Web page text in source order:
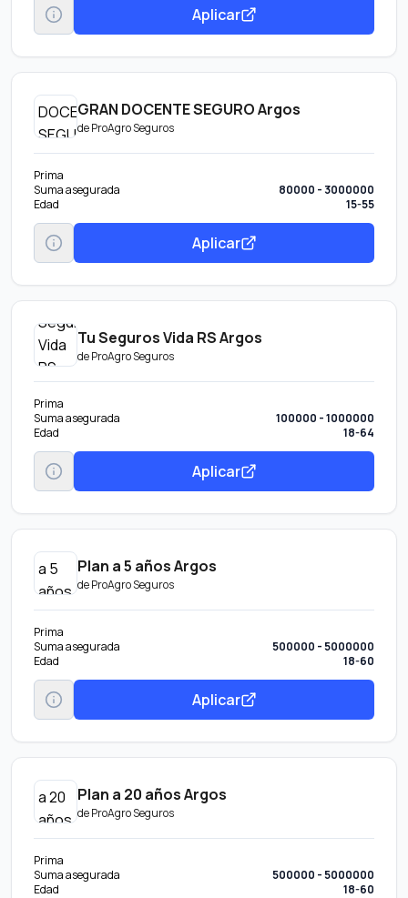
Aplicar
GRAN DOCENTE SEGURO Argos
deProAgro Seguros
Prima
Suma asegurada
80000 - 3000000
Edad
15-55
Aplicar
Tu Seguros Vida RS Argos
deProAgro Seguros
Prima
Suma asegurada
100000 - 1000000
Edad
18-64
Aplicar
Plan a 5 años Argos
deProAgro Seguros
Prima
Suma asegurada
500000 - 5000000
Edad
18-60
Aplicar
Plan a 20 años Argos
deProAgro Seguros
Prima
Suma asegurada
500000 - 5000000
Edad
18-60